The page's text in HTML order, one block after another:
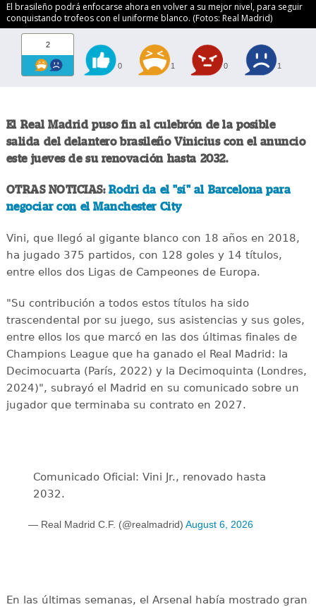
El brasileño podrá enfocarse ahora en volver a su mejor nivel, para seguir
conquistando trofeos con el uniforme blanco. (Fotos: Real Madrid)
2
0 1 0 1
El Real Madrid puso fin al culebrón de la posible
salida del delantero brasileño Vinicius con el anuncio
este jueves de su renovación hasta 2032.
OTRAS NOTICIAS: Rodri da el "sí" al Barcelona para
negociar con el Manchester City
Vini, que llegó al gigante blanco con 18 años en 2018,
ha jugado 375 partidos, con 128 goles y 14 títulos,
entre ellos dos Ligas de Campeones de Europa.
"Su contribución a todos estos títulos ha sido
trascendental por su juego, sus asistencias y sus goles,
entre ellos los que marcó en las dos últimas finales de
Champions League que ha ganado el Real Madrid: la
Decimocuarta (París, 2022) y la Decimoquinta (Londres,
2024)", subrayó el Madrid en su comunicado sobre un
jugador que terminaba su contrato en 2027.
Comunicado Oficial: Vini Jr., renovado hasta
2032.
— Real Madrid C.F. (@realmadrid) August 6, 2026
En las últimas semanas, el Arsenal había mostrado gran